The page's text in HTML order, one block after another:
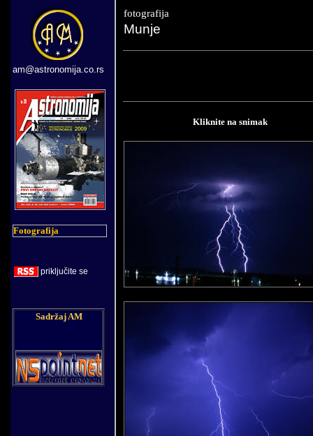
am@astronomija.co.rs
Fotografija
priključite se
Sadržaj AM
fotografija
Munje
Kliknite na snimak